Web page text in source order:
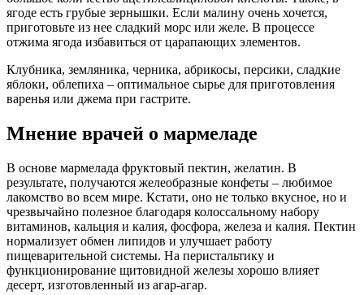
ягоде есть грубые зернышки. Если малину очень хочется,
приготовьте из нее сладкий морс или желе. В процессе
отжима ягода избавиться от царапающих элементов.
Клубника, земляника, черника, абрикосы, персики, сладкие
яблоки, облепиха – оптимальное сырье для приготовления
варенья или джема при гастрите.
Мнение врачей о мармеладе
В основе мармелада фруктовый пектин, желатин. В
результате, получаются желеобразные конфеты – любимое
лакомство во всем мире. Кстати, оно не только вкусное, но и
чрезвычайно полезное благодаря колоссальному набору
витаминов, кальция и калия, фосфора, железа и калия. Пектин
нормализует обмен липидов и улучшает работу
пищеварительной системы. На перистальтику и
функционирование щитовидной железы хорошо влияет
десерт, изготовленный из агар-агар.